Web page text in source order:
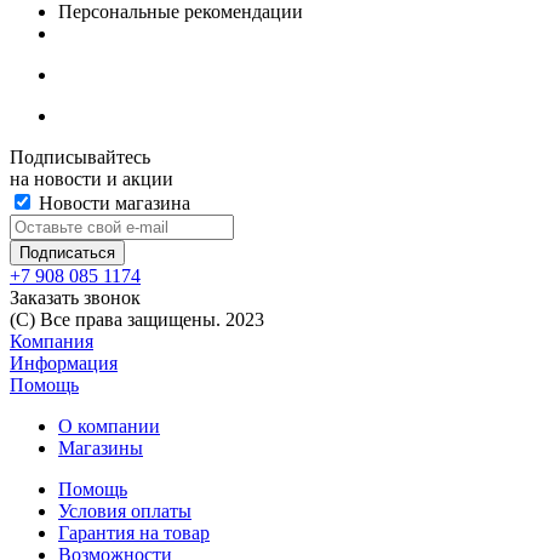
Персональные рекомендации
Подписывайтесь
на новости и акции
Новости магазина
+7 908 085 1174
Заказать звонок
(C) Все права защищены. 2023
Компания
Информация
Помощь
О компании
Магазины
Помощь
Условия оплаты
Гарантия на товар
Возможности